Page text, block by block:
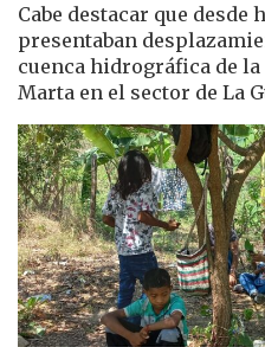
Cabe destacar que desde
presentaban
cuenca hidrográfica de la
Marta en el sector de La